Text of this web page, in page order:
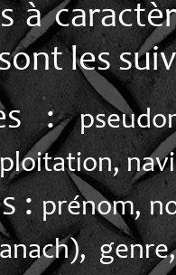
à
les
:
: prénom,